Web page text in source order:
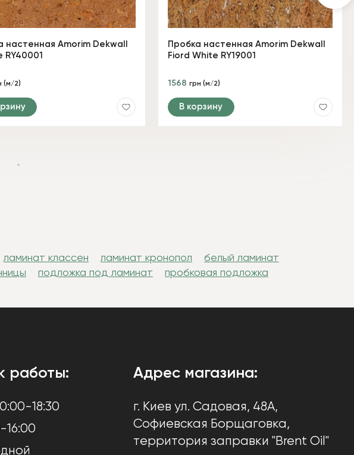
настенная Amorim Dekwall
RY40001
(м/2)
Пробка настенная Amorim Dekwall
Fiord White RY19001
1568 грн (м/2)
В корзину
ламинат классен ламинат кронопол
белый ламинат
подложка под ламинат
пробковая подложка
работы:
18:30
16:00
Адрес магазина:
г. Киев ул. Садовая, 48А,
Софиевская Борщаговка,
территория заправки "Brent Oil"